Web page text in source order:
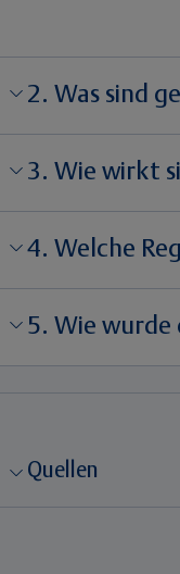
2. Was sind
3. Wie wirkt
4. Welche
5. Wie wurde
Quellen